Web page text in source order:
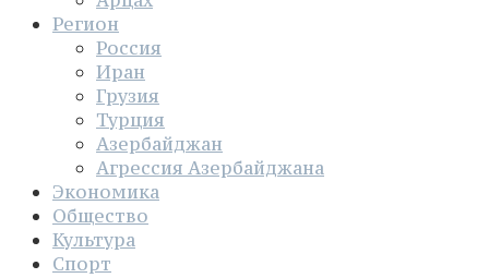
Регион
Россия
Иран
Грузия
Турция
Азербайджан
Агрессия Азербайджана
Экономика
Общество
Культура
Спорт